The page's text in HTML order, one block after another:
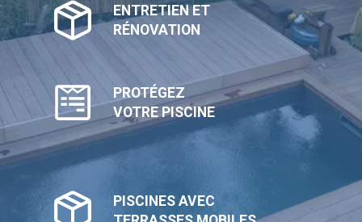
ENTRETIEN ET
RÉNOVATION
PROTÉGEZ
VOTRE PISCINE
PISCINES AVEC